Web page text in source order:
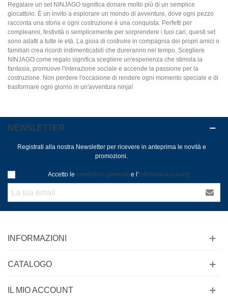
Regalare un set NINJAGO significa donare molto più di un semplice
giocattolo. È un invito a esplorare un mondo di avventure, dove ogni pezzo
racconta una storia e ogni costruzione è una conquista. Perfetti per
compleanni, festività o semplicemente per sorprendere i tuoi cari, questi set
sono adatti a tutte le età. La gioia di costruire in compagnia dei propri amici o
familiari crea ricordi indimenticabili che dureranno nel tempo. Scegliere
NINJAGO come regalo significa scegliere un'esperienza che stimola la
fantasia, promuove l'interazione sociale e accende la passione per la
costruzione. Non perdere l'occasione di rendere ogni momento speciale e di
trasformare ogni giorno in un'avventura ninja!
NEWSLETTER
Registrati alla nostra Newsletter per ricevere in anteprima le novità e
promozioni.
Accetto le condizioni generali e l'informativa privacy
INFORMAZIONI
CATALOGO
IL MIO ACCOUNT